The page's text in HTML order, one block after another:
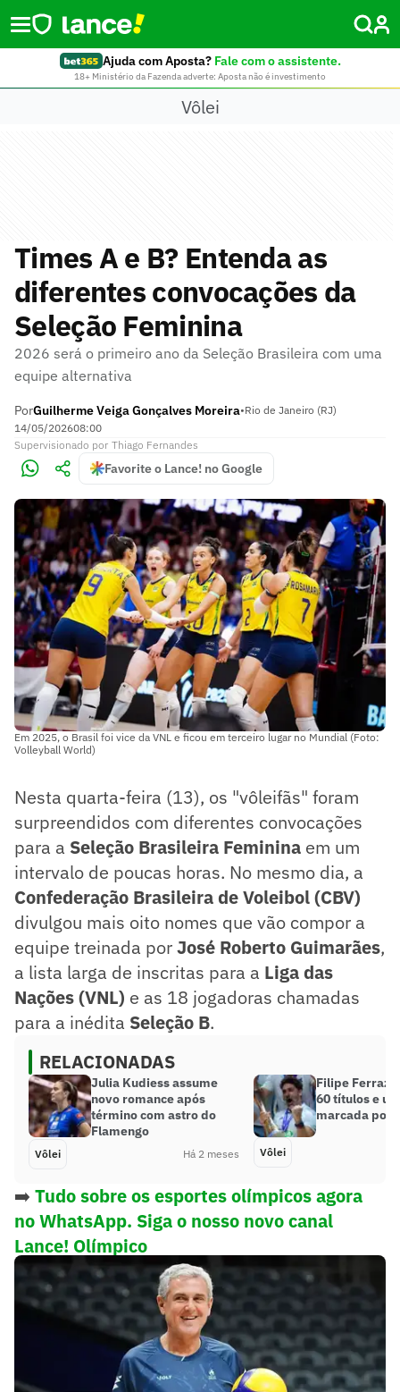
Ajuda com Aposta? Fale com o assistente.
18+ Ministério da Fazenda adverte: Aposta não é investimento
Vôlei
Times A e B? Entenda as
diferentes convocações da
Seleção Feminina
2026 será o primeiro ano da Seleção Brasileira com uma
equipe alternativa
PorGuilherme Veiga Gonçalves Moreira•Rio de Janeiro (RJ)
14/05/202608:00
Supervisionado por Thiago Fernandes
Favorite o Lance! no Google
Em 2025, o Brasil foi vice da VNL e ficou em terceiro lugar no Mundial (Foto:
Volleyball World)
Nesta quarta-feira (13), os "vôleifãs" foram
surpreendidos com diferentes convocações
para a Seleção Brasileira Feminina em um
intervalo de poucas horas. No mesmo dia, a
Confederação Brasileira de Voleibol (CBV)
divulgou mais oito nomes que vão compor a
equipe treinada porJosé Roberto Guimarães,
a lista larga de inscritas para a Liga das
Nações (VNL) e as 18 jogadoras chamadas
para a inédita Seleção B.
RELACIONADAS
Julia Kudiess assume
novo romance após
término com astro do
Flamengo
Vôlei Há 2 meses
Filipe Ferraz
60 títulos e
marcada por
Vôlei
➡️ Tudo sobre os esportes olímpicos agora
no WhatsApp. Siga o nosso novo canal
Lance! Olímpico
O que é a Seleção B?